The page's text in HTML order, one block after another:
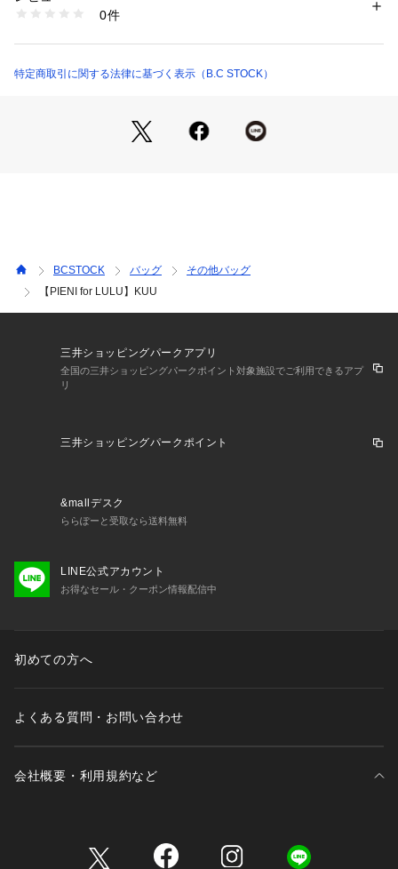
いただけます。
に調整いただけます。
ーーーーーーーーーーーーーーーーーーーーーーーーーーーー
ーーーーーーーーー
Kaari(カーリ)シリーズ
バッグ本体を一本縫製により組み立てたミニマム設計、それを
今ではPIENIの代名詞となったシリーズ。
経年による“ 進化 ”が堪能できるP PIENI、これもまた馬具屋の
技術力を駆使した素材の設計。
この製品に使用している素材は革本来の風合いや耐久性を最大
使い込むほどに革の持つ特徴が発揮されるよう完全な色止め加
工も施されていません。
全ては“進化”のため。革は自然素材が故、最も高い堅牢度を持
っています。
ーーーーーーーーーーーーーーーーーーーーーーーーーーーー
ーーーーーーーーー
2018年スタート。馬具屋出身のバッグブランド。
「素材の良さ」を最小限の構成で最大限に表現するものづくり
洗濯：合成皮革・人工皮革
商品番号：1099200041764 （モール）
0件
特定商取引に関する法律に基づく表示（B.C STOCK）
BCSTOCK バッグ
その他バッグ
【PIENI for LULU】KUU
三井ショッピングパークアプリ
全国の三井ショッピングパークポイント対象施設でご利用できるアプ
リ
三井ショッピングパークポイント
&mallデスク
ららぽーと受取なら送料無料
LINE公式アカウント
お得なセール・クーポン情報配信中
初めての方へ
よくある質問・お問い合わせ
会社概要・利用規約など